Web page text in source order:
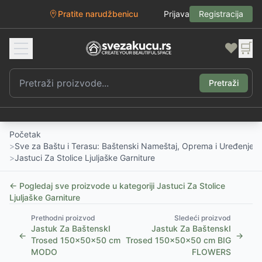
Pratite narudžbenicu Prijava Registracija
❤️ 🛒
Pretraži
Početak
>Sve za Baštu i Terasu: Baštenski Nameštaj, Oprema i Uređenje
>Jastuci Za Stolice Ljuljaške Garniture
← Pogledaj sve proizvode u kategoriji Jastuci Za Stolice
Ljuljaške Garniture
←
Prethodni proizvod
Jastuk Za BaštenskI
Trosed 150x50x50 cm
MODO
Sledeći proizvod
Jastuk Za BaštenskI
Trosed 150x50x50 cm BIG
FLOWERS
→